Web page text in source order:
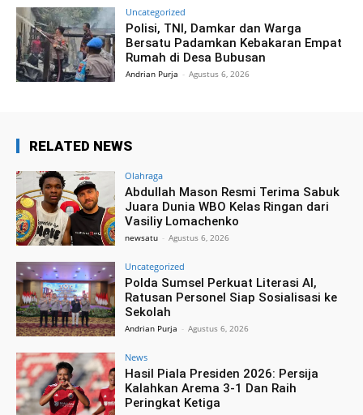
Uncategorized
Polisi, TNI, Damkar dan Warga
Bersatu Padamkan Kebakaran Empat
Rumah di Desa Bubusan
Andrian Purja - Agustus 6, 2026
RELATED NEWS
Olahraga
Abdullah Mason Resmi Terima Sabuk
Juara Dunia WBO Kelas Ringan dari
Vasiliy Lomachenko
newsatu - Agustus 6, 2026
Uncategorized
Polda Sumsel Perkuat Literasi AI,
Ratusan Personel Siap Sosialisasi ke
Sekolah
Andrian Purja - Agustus 6, 2026
News
Hasil Piala Presiden 2026: Persija
Kalahkan Arema 3-1 Dan Raih
Peringkat Ketiga